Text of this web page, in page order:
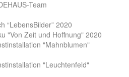
Team
“LebensBilder” 2020
"Von Zeit und Hoffnung" 2020
"Mahnblumen"
"Leuchtenfeld"